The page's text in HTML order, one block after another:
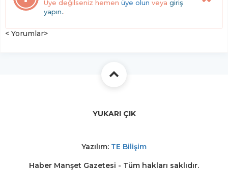
Üye değilseniz hemen üye olun veya giriş
yapın..
< Yorumlar>
YUKARI ÇIK
Yazılım: TE Bilişim
Haber Manşet Gazetesi - Tüm hakları saklıdır.